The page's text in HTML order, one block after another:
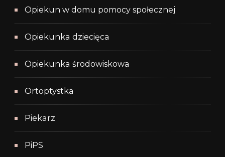
Opiekun w domu pomocy społecznej
Opiekunka dziecięca
Opiekunka środowiskowa
Ortoptystka
Piekarz
PiPS